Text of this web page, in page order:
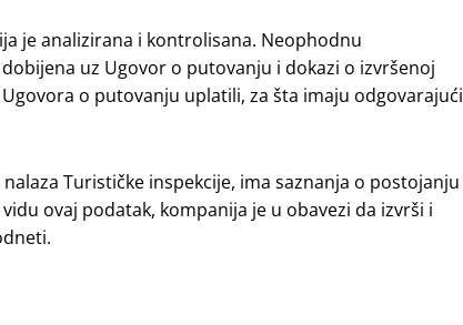
je analizirana i kontrolisana. Neophodnu
uz Ugovor o putovanju i dokazi o izvršenoj
o putovanju uplatili, za šta imaju odgovarajući
Turističke inspekcije, ima saznanja o postojanju
ovaj podatak, kompanija je u obavezi da izvrši i